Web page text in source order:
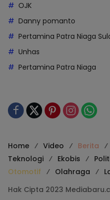
OJK
Danny pomanto
Pertamina Patra Niaga
Unhas
Pertamina Patra Niaga
Home Video Berita
Teknologi
Ekobis
Otomotif
Olahraga
Hak Cipta 2023